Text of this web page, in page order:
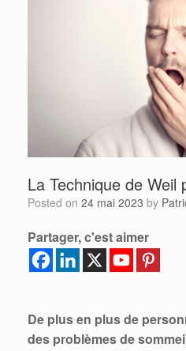
La Technique de Weil
Posted on 24 mai 2023 by
Partager, c'est aimer
De plus en plus de
des problèmes de